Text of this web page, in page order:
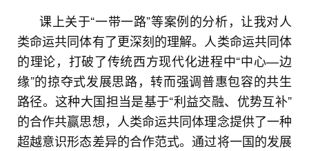
课上关于“一带一路”等案例的分析，让我对人
类命运共同体有了更深刻的理解。人类命运共同体
的理论，打破了传统西方现代化进程中“中心—边
缘”的掠夺式发展思路，转而强调普惠包容的共生
路径。这种大国担当是基于“利益交融、优势互补”
的合作共赢思想，人类命运共同体理念提供了一种
超越意识形态差异的合作范式。通过将一国的发展